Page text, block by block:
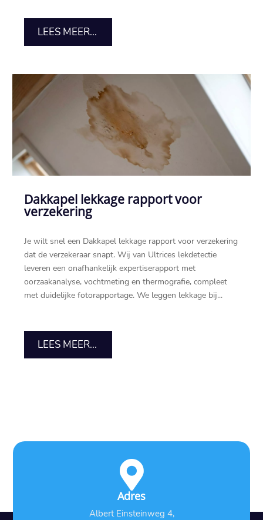
LEES MEER...
Dakkapel lekkage rapport voor
verzekering
Je wilt snel een Dakkapel lekkage rapport voor verzekering
dat de verzekeraar snapt. Wij van Ultrices lekdetectie
leveren een onafhankelijk expertiserapport met
oorzaakanalyse, vochtmeting en thermografie, compleet
met duidelijke fotorapportage. We leggen lekkage bij...
LEES MEER...

Adres
Albert Einsteinweg 4,